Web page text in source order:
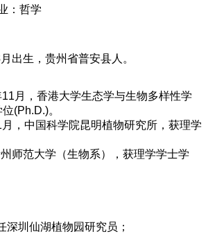
：哲学
出生，贵州省普安县人。
月，香港大学生态学与生物多样性学
(Ph.D.)。
，中国科学院昆明植物研究所，获理学
师范大学（生物系），获理学学士学
深圳仙湖植物园研究员；